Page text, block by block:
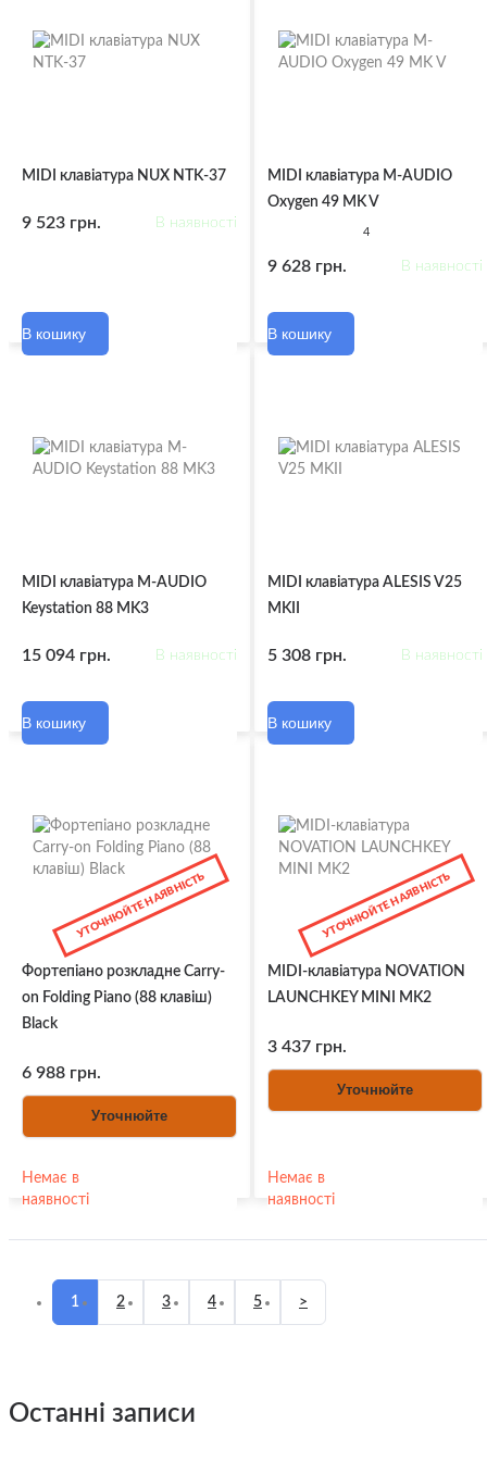
MIDI клавіатура NUX NTK-37
9 523 грн. В наявності
В кошику
4
MIDI клавіатура M-AUDIO
Oxygen 49 MK V
9 628 грн. В наявності
В кошику
MIDI клавіатура M-AUDIO
Keystation 88 MK3
15 094 грн. В наявності
В кошику
MIDI клавіатура ALESIS V25
MKII
5 308 грн. В наявності
В кошику
УТОЧНЮЙТЕ НАЯВНІСТЬ
Фортепіано розкладне Carry-
on Folding Piano (88 клавіш)
Black
6 988 грн.
Уточнюйте
Немає в
наявності
УТОЧНЮЙТЕ НАЯВНІСТЬ
MIDI-клавіатура NOVATION
LAUNCHKEY MINI MK2
3 437 грн.
Уточнюйте
Немає в
наявності
1 2 3 4 5 >
останні записи